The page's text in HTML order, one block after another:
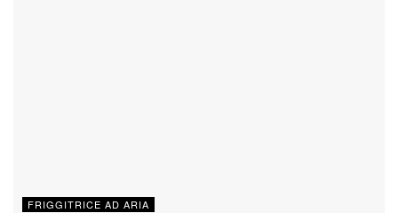
FRIGGITRICE AD ARIA